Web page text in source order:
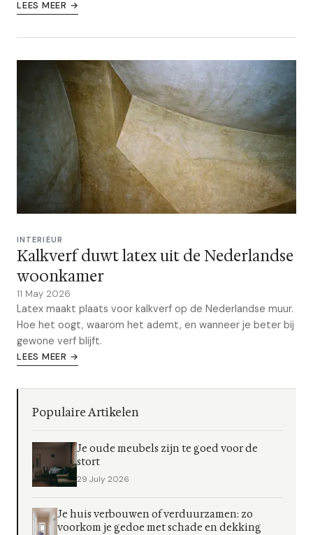
LEES MEER →
INTERIEUR
Kalkverf duwt latex uit de Nederlandse
woonkamer
11 May 2026
Latex maakt plaats voor kalkverf op de Nederlandse muur.
Hoe het oogt, waarom het ademt, en wanneer je beter bij
gewone verf blijft.
LEES MEER →
Populaire Artikelen
Je oude meubels zijn te goed voor de
stort
29 July 2026
Je huis verbouwen of verduurzamen: zo
voorkom je gedoe met schade en dekking